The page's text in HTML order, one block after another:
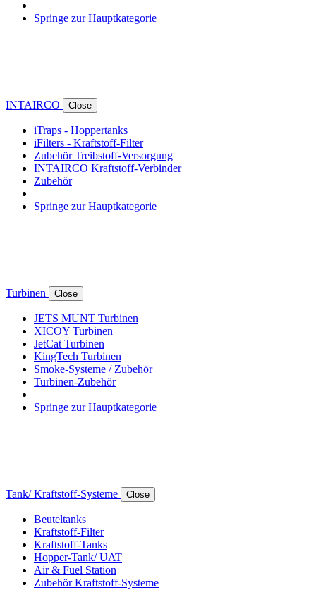
Springe zur Hauptkategorie
INTAIRCO Close
iTraps - Hoppertanks
iFilters - Kraftstoff-Filter
Zubehör Treibstoff-Versorgung
INTAIRCO Kraftstoff-Verbinder
Zubehör
Springe zur Hauptkategorie
Turbinen Close
JETS MUNT Turbinen
XICOY Turbinen
JetCat Turbinen
KingTech Turbinen
Smoke-Systeme / Zubehör
Turbinen-Zubehör
Springe zur Hauptkategorie
Tank/ Kraftstoff-Systeme Close
Beuteltanks
Kraftstoff-Filter
Kraftstoff-Tanks
Hopper-Tank/ UAT
Air & Fuel Station
Zubehör Kraftstoff-Systeme